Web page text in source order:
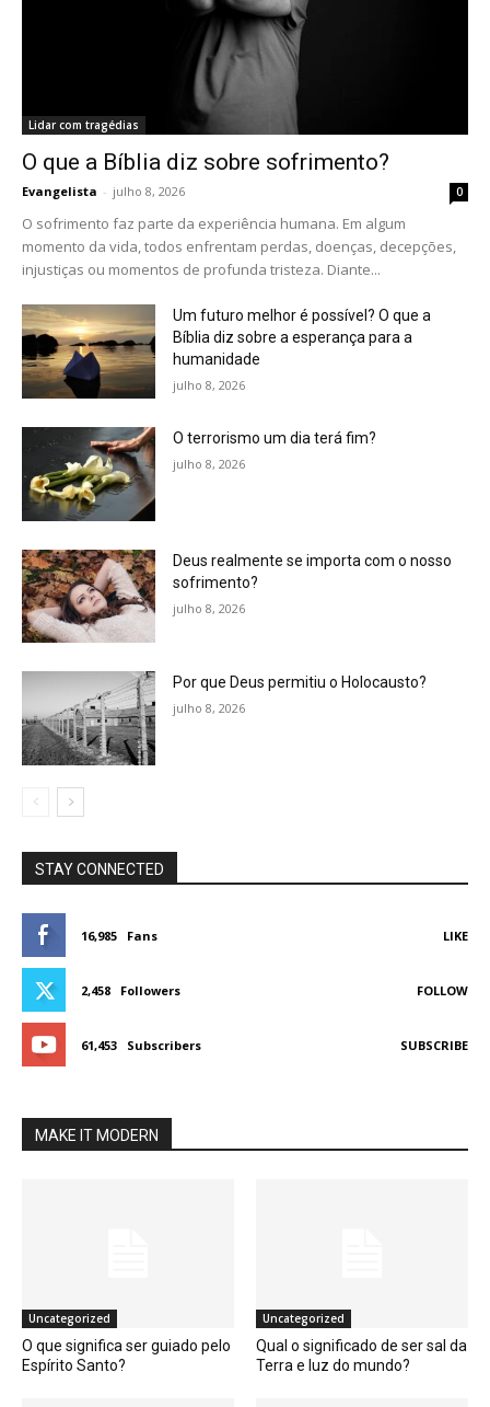
Lidar com tragédias
O que a Bíblia diz sobre sofrimento?
Evangelista - julho 8, 2026 0
O sofrimento faz parte da experiência humana. Em algum
momento da vida, todos enfrentam perdas, doenças, decepções,
injustiças ou momentos de profunda tristeza. Diante...
Um futuro melhor é possível? O que a
Bíblia diz sobre a esperança para a
humanidade
julho 8, 2026
O terrorismo um dia terá fim?
julho 8, 2026
Deus realmente se importa com o nosso
sofrimento?
julho 8, 2026
Por que Deus permitiu o Holocausto?
julho 8, 2026
STAY CONNECTED
16,985 Fans LIKE
2,458 Followers FOLLOW
61,453 Subscribers SUBSCRIBE
MAKE IT MODERN
Uncategorized
O que significa ser guiado pelo
Espírito Santo?
Uncategorized
Qual o significado de ser sal da
Terra e luz do mundo?